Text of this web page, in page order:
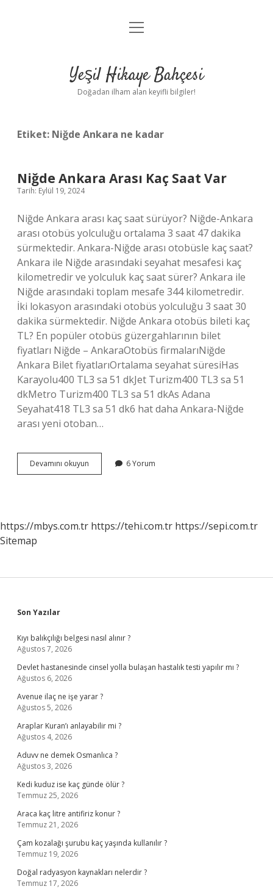
Anasayfa
Yasal Uyarı
menüyü
Yeşil Hikaye Bahçesi
Doğadan ilham alan keyifli bilgiler!
Etiket: Niğde Ankara ne kadar
Niğde Ankara Arası Kaç Saat Var
Tarih: Eylül 19, 2024
Niğde Ankara arası kaç saat sürüyor? Niğde-Ankara
arası otobüs yolculuğu ortalama 3 saat 47 dakika
sürmektedir. Ankara-Niğde arası otobüsle kaç saat?
Ankara ile Niğde arasındaki seyahat mesafesi kaç
kilometredir ve yolculuk kaç saat sürer? Ankara ile
Niğde arasındaki toplam mesafe 344 kilometredir.
İki lokasyon arasındaki otobüs yolculuğu 3 saat 30
dakika sürmektedir. Niğde Ankara otobüs bileti kaç
TL? En popüler otobüs güzergahlarının bilet
fiyatları Niğde – AnkaraOtobüs firmalarıNiğde
Ankara Bilet fiyatlarıOrtalama seyahat süresiHas
Karayolu400 TL3 sa 51 dkJet Turizm400 TL3 sa 51
dkMetro Turizm400 TL3 sa 51 dkAs Adana
Seyahat418 TL3 sa 51 dk6 hat daha Ankara-Niğde
arası yeni otoban…
Devamını okuyun
Ankara
6 Yorum
https://mbys.com.tr https://tehi.com.tr https://sepi.com.tr
Sitemap
Sidebar
Son Yazılar
Kıyı balıkçılığı belgesi nasıl alınır ?
Ağustos 7, 2026
Devlet hastanesinde cinsel yolla bulaşan hastalık testi yapılır mı ?
Ağustos 6, 2026
Avenue ilaç ne işe yarar ?
Ağustos 5, 2026
Araplar Kuran’ı anlayabilir mi ?
Ağustos 4, 2026
Aduvv ne demek Osmanlıca ?
Ağustos 3, 2026
Kedi kuduz ise kaç günde ölür ?
Temmuz 25, 2026
Araca kaç litre antifiriz konur ?
Temmuz 21, 2026
Çam kozalağı şurubu kaç yaşında kullanılır ?
Temmuz 19, 2026
Doğal radyasyon kaynakları nelerdir ?
Temmuz 17, 2026